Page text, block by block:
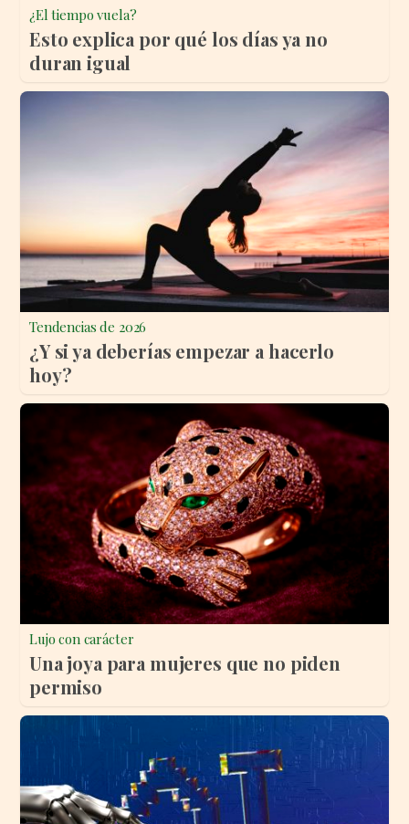
¿El tiempo vuela?
Esto explica por qué los días ya no
duran igual
Tendencias de 2026
¿Y si ya deberías empezar a hacerlo
hoy?
Lujo con carácter
Una joya para mujeres que no piden
permiso